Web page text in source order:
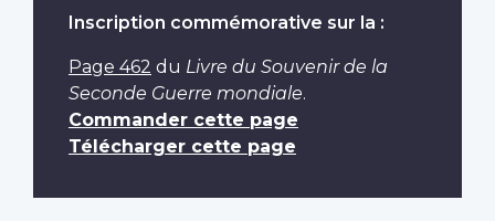
Inscription commémorative sur la :
Page 462 du Livre du Souvenir de la
Seconde Guerre mondiale.
Commander cette page
Télécharger cette page